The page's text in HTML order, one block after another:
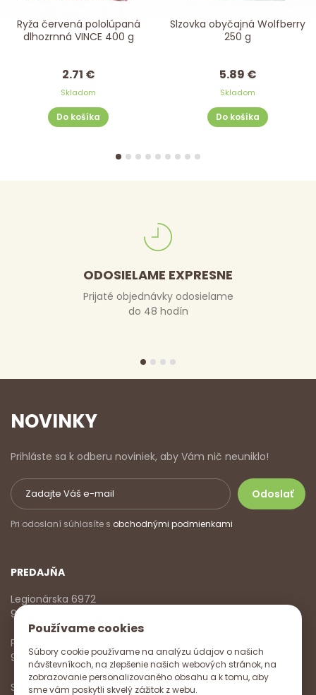
Používame cookies
Súbory cookie používame na analýzu údajov o našich
návštevníkoch, na zlepšenie našich webových stránok, na
zobrazovanie personalizovaného obsahu a k tomu, aby
sme vám poskytli skvelý zážitok z webu.
Ryža červená pololúpaná
dlhozrnná VINCE 400 g
2.71 €
Skladom
Do košíka
Slzovka obyčajná Wolfberry
250 g
5.89 €
Skladom
Do košíka
ODOSIELAME EXPRESNE
Prijaté objednávky odosielame
do 48 hodín
NOVINKY
Prihláste sa k odberu noviniek, aby Vám nič neuniklo!
Pri odoslaní súhlasíte s obchodnými podmienkami
PREDAJŇA
Legionárska 6972
911 01 Trenčín
Pondelok - Piatok
9:00 - 17:00
Sobota